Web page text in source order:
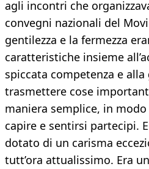
agli incontri che
convegni nazionali del
gentilezza e la fermezza
caratteristiche insieme
spiccata competenza e
trasmettere cose
maniera semplice, in
capire e sentirsi partecipi.
dotato di un carisma
tutt’ora attualissimo. Era